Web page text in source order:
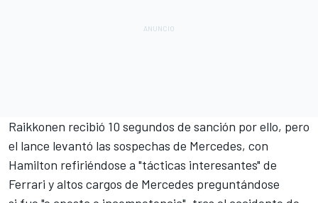
Raikkonen recibió 10 segundos de sanción por ello, pero
el lance levantó las sospechas de Mercedes, con
Hamilton refiriéndose a "tácticas interesantes" de
Ferrari y altos cargos de Mercedes preguntándose